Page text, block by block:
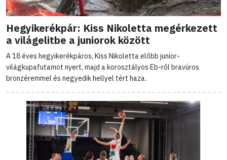
Hegyikerékpár: Kiss Nikoletta megérkezett
a világelitbe a juniorok között
A 18 éves hegyikerékpáros, Kiss Nikoletta előbb junior-
világkupafutamot nyert, majd a korosztályos Eb-ről bravúros
bronzéremmel és negyedik hellyel tért haza.